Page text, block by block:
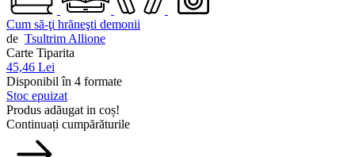
Cum să-ţi hrăneşti demonii
de Tsultrim Allione
Carte Tiparita
45,46 Lei
Disponibil în 4 formate
Stoc epuizat
Produs adăugat in coș!
Continuați cumpărăturile